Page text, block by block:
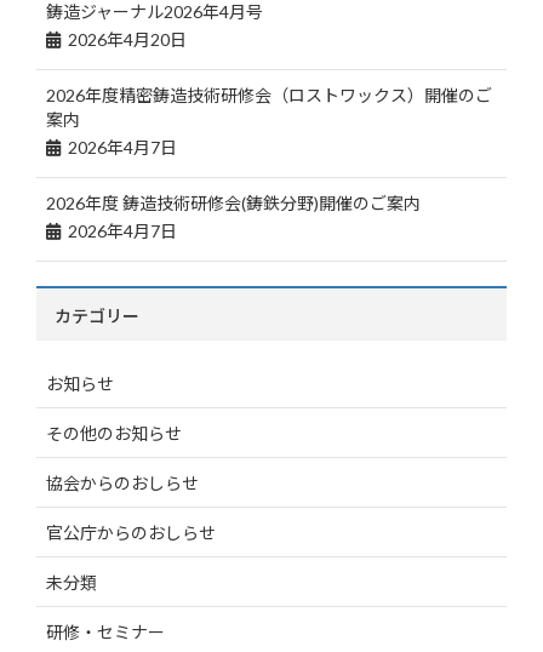
鋳造ジャーナル2026年4月号
2026年4月20日
2026年度精密鋳造技術研修会（ロストワックス）開催のご
案内
2026年4月7日
2026年度 鋳造技術研修会(鋳鉄分野)開催のご案内
2026年4月7日
カテゴリー
お知らせ
その他のお知らせ
協会からのおしらせ
官公庁からのおしらせ
未分類
研修・セミナー